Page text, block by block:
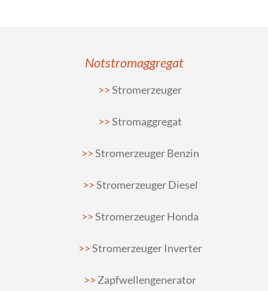
Notstromaggregat
Stromerzeuger
Stromaggregat
Stromerzeuger Benzin
Stromerzeuger Diesel
Stromerzeuger Honda
Stromerzeuger Inverter
Zapfwellengenerator